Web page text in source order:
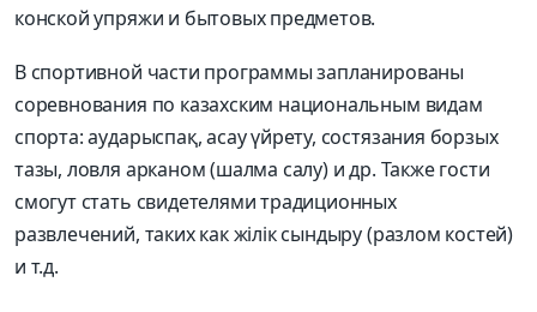
конской упряжи и бытовых предметов.
В спортивной части программы запланированы
соревнования по казахским национальным видам
спорта: аударыспақ, асау үйрету, состязания борзых
тазы, ловля арканом (шалма салу) и др. Также гости
смогут стать свидетелями традиционных
развлечений, таких как жілік сындыру (разлом костей)
и т.д.